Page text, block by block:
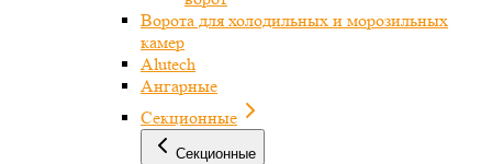
Ворота для холодильных и морозильных
камер
Alutech
Ангарные
Секционные
Секционные